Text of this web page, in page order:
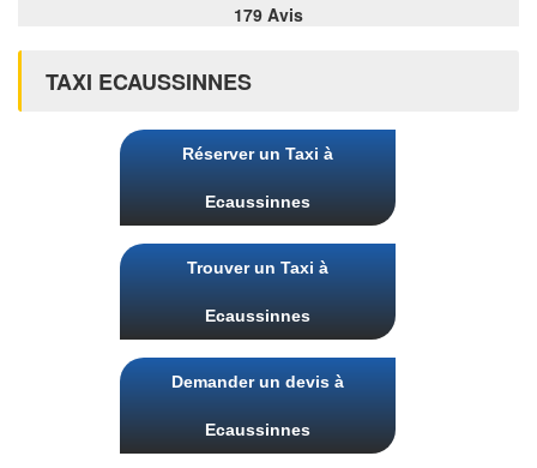
179 Avis
TAXI ECAUSSINNES
Réserver un Taxi à
Ecaussinnes
Trouver un Taxi à
Ecaussinnes
Demander un devis à
Ecaussinnes